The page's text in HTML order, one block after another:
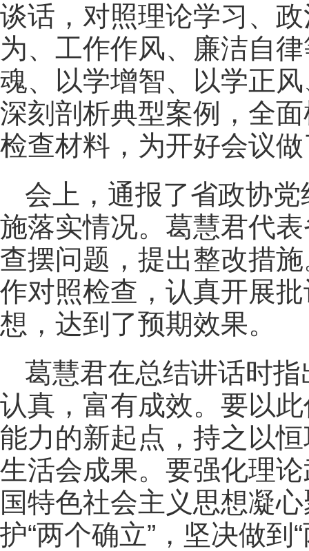
谈话，对照理论学习、
为、工作作风、廉洁自
魂、以学增智、以学正
深刻剖析典型案例，全
检查材料，为开好会议
会上，通报了省政协
施落实情况。葛慧君代
查摆问题，提出整改措
作对照检查，认真开展
想，达到了预期效果。
葛慧君在总结讲话时
认真，富有成效。要以
能力的新起点，持之以
生活会成果。要强化理
国特色社会主义思想凝
护“两个确立”，坚决做到